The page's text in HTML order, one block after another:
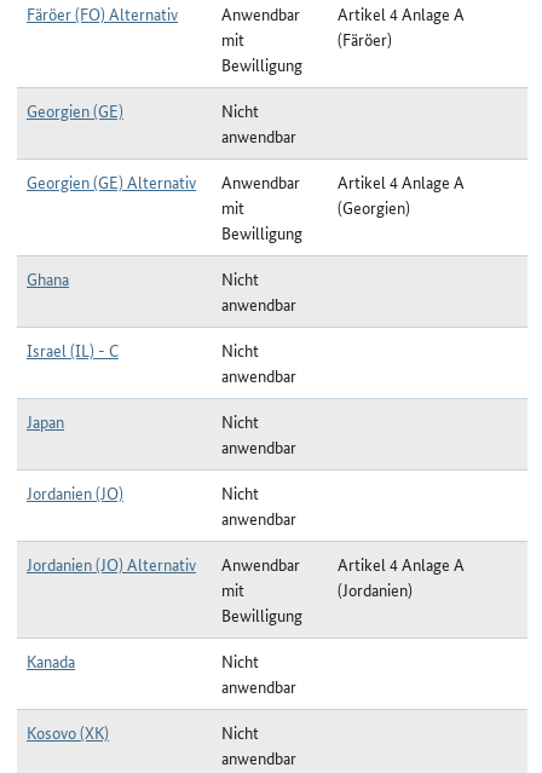
Färöer (FO) Alternativ
Anwendbar
mit
Bewilligung
Artikel 4 Anlage A
(Färöer)
Georgien (GE)
Nicht
anwendbar
Georgien (GE) Alternativ
Anwendbar
mit
Bewilligung
Artikel 4 Anlage A
(Georgien)
Ghana
Nicht
anwendbar
Israel (IL) - C
Nicht
anwendbar
Japan
Nicht
anwendbar
Jordanien (JO)
Nicht
anwendbar
Jordanien (JO) Alternativ
Anwendbar
mit
Bewilligung
Artikel 4 Anlage A
(Jordanien)
Kanada
Nicht
anwendbar
Kosovo (XK)
Nicht
anwendbar